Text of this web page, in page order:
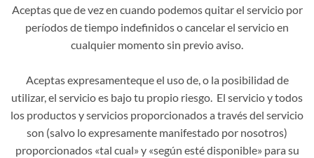
Aceptas que de vez en cuando podemos quitar el servicio por
períodos de tiempo indefinidos o cancelar el servicio en
cualquier momento sin previo aviso.
Aceptas expresamenteque el uso de, o la posibilidad de
utilizar, el servicio es bajo tu propio riesgo. El servicio y todos
los productos y servicios proporcionados a través del servicio
son (salvo lo expresamente manifestado por nosotros)
proporcionados «tal cual» y «según esté disponible» para su